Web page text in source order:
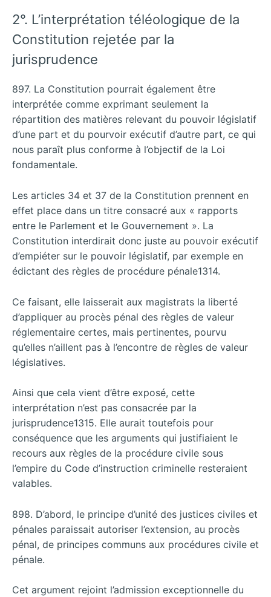
2°. L’interprétation téléologique de la
Constitution rejetée par la
jurisprudence
897. La Constitution pourrait également être
interprétée comme exprimant seulement la
répartition des matières relevant du pouvoir législatif
d’une part et du pourvoir exécutif d’autre part, ce qui
nous paraît plus conforme à l’objectif de la Loi
fondamentale.
Les articles 34 et 37 de la Constitution prennent en
effet place dans un titre consacré aux « rapports
entre le Parlement et le Gouvernement ». La
Constitution interdirait donc juste au pouvoir exécutif
d’empiéter sur le pouvoir législatif, par exemple en
édictant des règles de procédure pénale1314.
Ce faisant, elle laisserait aux magistrats la liberté
d’appliquer au procès pénal des règles de valeur
réglementaire certes, mais pertinentes, pourvu
qu’elles n’aillent pas à l’encontre de règles de valeur
législatives.
Ainsi que cela vient d’être exposé, cette
interprétation n’est pas consacrée par la
jurisprudence1315. Elle aurait toutefois pour
conséquence que les arguments qui justifiaient le
recours aux règles de la procédure civile sous
l’empire du Code d’instruction criminelle resteraient
valables.
898. D’abord, le principe d’unité des justices civiles et
pénales paraissait autoriser l’extension, au procès
pénal, de principes communs aux procédures civile et
pénale.
Cet argument rejoint l’admission exceptionnelle du